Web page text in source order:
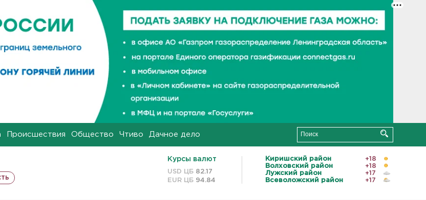
Происшествия Общество Чтиво Дачное дело
Курсы валют
USD ЦБ 82.17
EUR ЦБ 94.84
Киришский район
+18
Волховский район
+18
Лужский район
+17
Всеволожский район
+17